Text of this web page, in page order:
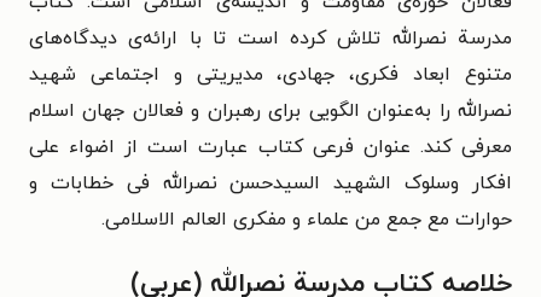
مدرسة نصرالله تلاش کرده است تا با ارائه‌ی دیدگاه‌های
متنوع ابعاد فکری، جهادی، مدیریتی و اجتماعی شهید
نصرالله را به‌عنوان الگویی برای رهبران و فعالان جهان اسلام
معرفی کند. عنوان فرعی کتاب عبارت است از اضواء علی
افکار وسلوک الشهید السیدحسن نصرالله فی خطابات و
حوارات مع جمع من علماء و مفکری العالم الاسلامی.
خلاصه کتاب مدرسة نصرالله (عربی)